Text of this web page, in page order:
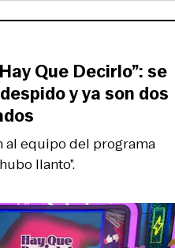
al equipo del programa
llanto”.
Que Decirlo”: se
y ya son dos